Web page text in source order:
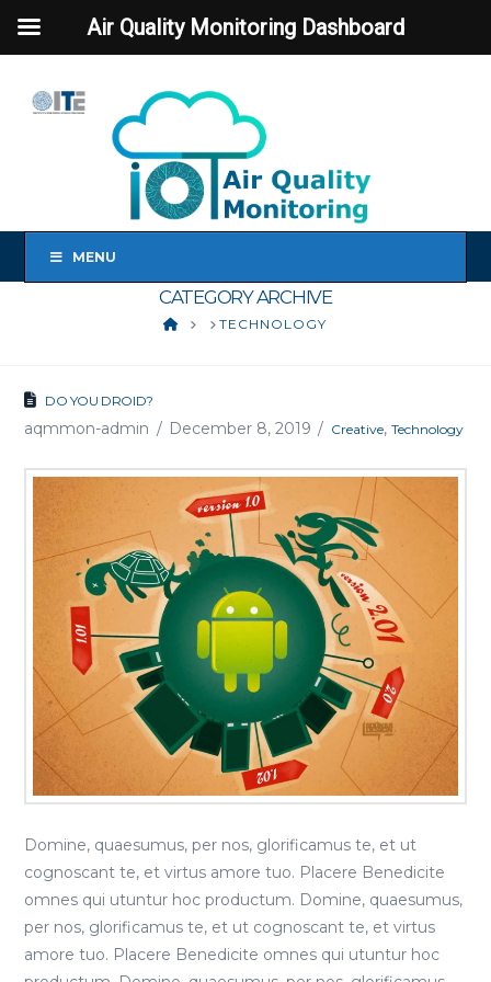
MENU
CATEGORY ARCHIVE
HOMETECHNOLOGY
DO YOU DROID?
aqmmon-admin December 8, 2019 Creative, Technology
Domine, quaesumus, per nos, glorificamus te, et ut
cognoscant te, et virtus amore tuo. Placere Benedicite
omnes qui utuntur hoc productum. Domine, quaesumus,
per nos, glorificamus te, et ut cognoscant te, et virtus
amore tuo. Placere Benedicite omnes qui utuntur hoc
Air Quality Monitoring Dashboard